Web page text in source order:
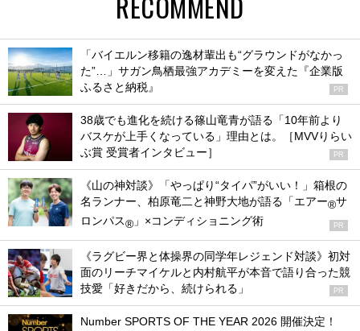
「バイエルン移籍の逸材輩出も“グラウンドがなかっ
た”…」サガン鳥栖最強アカデミーを変えた『企業版
ふるさと納税』
PR
38歳でも進化を続ける篠山竜青が語る「10年前より
バスケが上手くなっている」理由とは。［MVVりらい
ぶ賞 受賞者インタビュー］
PR
《山の神対談》「やっぱり“タイパ”がいい！」箱根の
名ランナー、柏原竜二と神野大地が語る「エアー®サ
ロンパス® 」×コンディショニング術 PR
《ラグビー界と体操界の同学年レジェンド対談》初対
面のリーチマイケルと内村航平が本音で語り合った競
技愛「好きだから、続けられる」
PR
Number SPORTS OF THE YEAR 2026 開催決定！